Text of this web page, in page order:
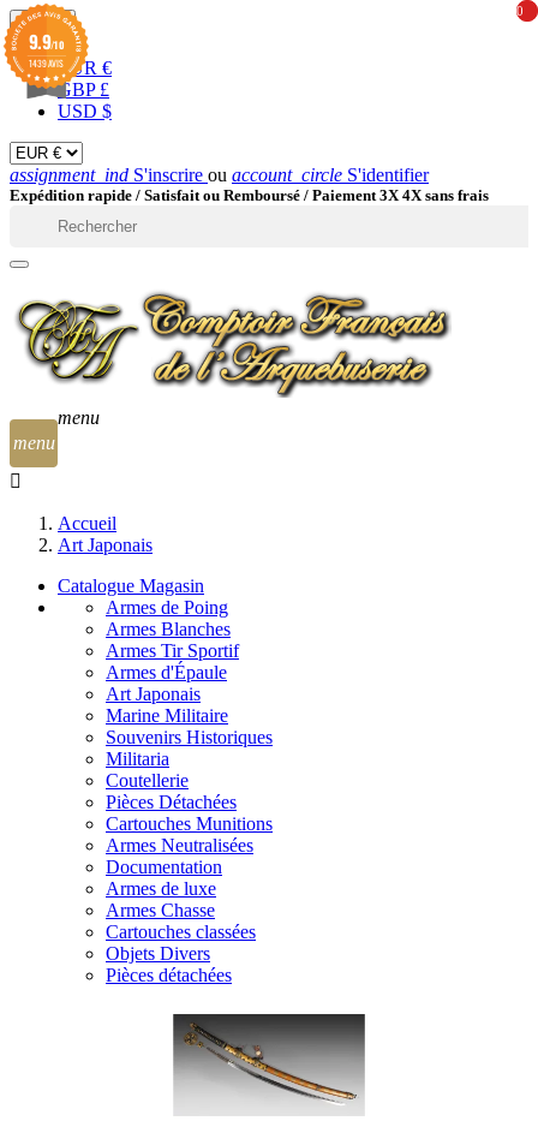
EUR 
EUR €
GBP £
USD $
assignment_ind S'inscrire ou account_circle S'identifier
Expédition rapide / Satisfait ou Remboursé / Paiement 3X 4X sans frais
menu
0
0
menu
Accueil
Art Japonais
Catalogue Magasin
Armes de Poing
Armes Blanches
Armes Tir Sportif
Armes d'Épaule
Art Japonais
Marine Militaire
Souvenirs Historiques
Militaria
Coutellerie
Pièces Détachées
Cartouches Munitions
Armes Neutralisées
Documentation
Armes de luxe
Armes Chasse
Cartouches classées
Objets Divers
Pièces détachées
9.9/10
1439 AVIS